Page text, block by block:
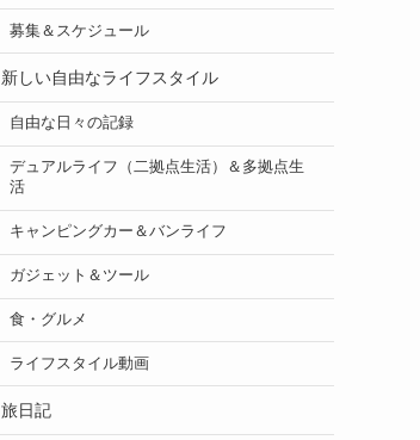
募集＆スケジュール
新しい自由なライフスタイル
自由な日々の記録
デュアルライフ（二拠点生活）＆多拠点生
活
キャンピングカー＆バンライフ
ガジェット＆ツール
食・グルメ
ライフスタイル動画
旅日記